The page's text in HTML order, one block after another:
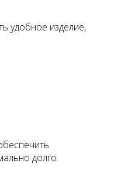
удобное изделие,
долго.